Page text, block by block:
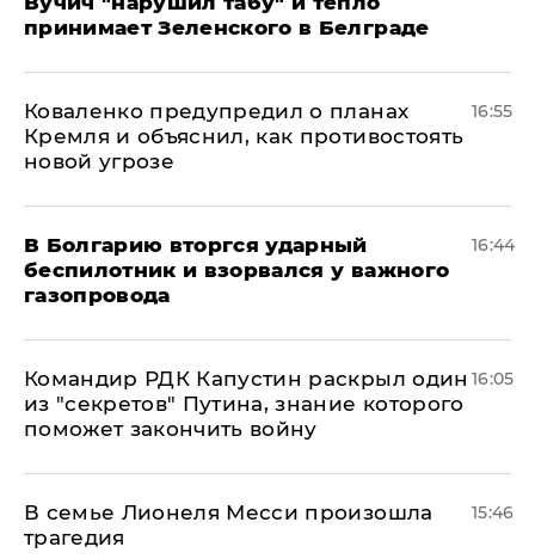
принимает Зеленского в Белграде
Коваленко предупредил о планах
Кремля и объяснил, как противостоять
новой угрозе
16:55
В Болгарию вторгся ударный
беспилотник и взорвался у важного
газопровода
16:44
Командир РДК Капустин раскрыл один
из "секретов" Путина, знание которого
поможет закончить войну
16:05
В семье Лионеля Месси произошла
трагедия
15:46